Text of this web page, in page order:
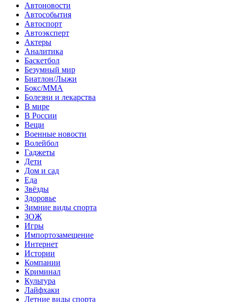
Автоновости
Автособытия
Автоспорт
Автоэксперт
Актеры
Аналитика
Баскетбол
Безумный мир
Биатлон/Лыжи
Бокс/MMA
Болезни и лекарства
В мире
В России
Вещи
Военные новости
Волейбол
Гаджеты
Дети
Дом и сад
Еда
Звёзды
Здоровье
Зимние виды спорта
ЗОЖ
Игры
Импортозамещение
Интернет
Истории
Компании
Криминал
Культура
Лайфхаки
Летние виды спорта